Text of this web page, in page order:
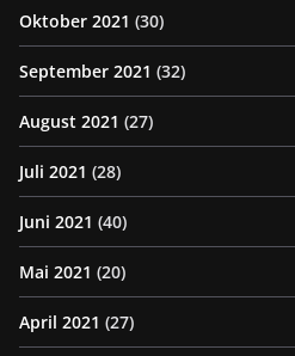
Oktober 2021 (30)
September 2021 (32)
August 2021 (27)
Juli 2021 (28)
Juni 2021 (40)
Mai 2021 (20)
April 2021 (27)